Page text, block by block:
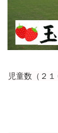
児童数（２１